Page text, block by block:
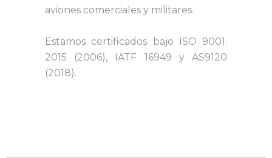
aviones comerciales y militares.
Estamos certificados bajo ISO 9001:
2015 (2006), IATF 16949 y AS9120
(2018).